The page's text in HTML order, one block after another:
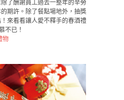
了酬謝員工過去一整年的辛勞
期許。除了餐點場地外，抽獎
來看看讓人愛不釋手的春酒禮
不已！
物